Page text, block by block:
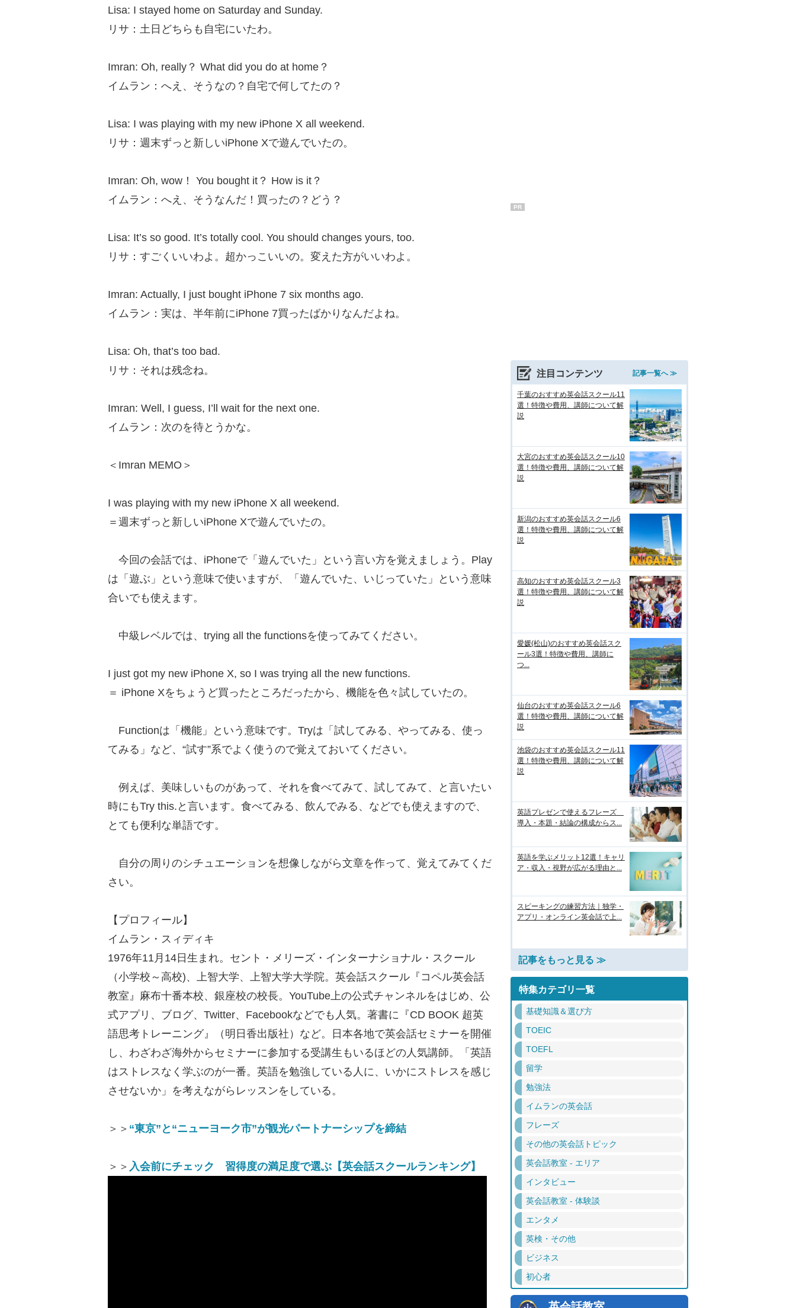
Lisa: I stayed home on Saturday and Sunday.
リサ：土日どちらも自宅にいたわ。
Imran: Oh, really？ What did you do at home？
イムラン：へえ、そうなの？自宅で何してたの？
Lisa: I was playing with my new iPhone X all weekend.
リサ：週末ずっと新しいiPhone Xで遊んでいたの。
Imran: Oh, wow！ You bought it？ How is it？
イムラン：へえ、そうなんだ！買ったの？どう？
Lisa: It’s so good. It’s totally cool. You should changes yours, too.
リサ：すごくいいわよ。超かっこいいの。変えた方がいいわよ。
Imran: Actually, I just bought iPhone 7 six months ago.
イムラン：実は、半年前にiPhone 7買ったばかりなんだよね。
Lisa: Oh, that’s too bad.
リサ：それは残念ね。
Imran: Well, I guess, I’ll wait for the next one.
イムラン：次のを待とうかな。
＜Imran MEMO＞
I was playing with my new iPhone X all weekend.
＝週末ずっと新しいiPhone Xで遊んでいたの。
今回の会話では、iPhoneで「遊んでいた」という言い方を覚えましょう。Play
は「遊ぶ」という意味で使いますが、「遊んでいた、いじっていた」という意味
合いでも使えます。
中級レベルでは、trying all the functionsを使ってみてください。
I just got my new iPhone X, so I was trying all the new functions.
＝ iPhone Xをちょうど買ったところだったから、機能を色々試していたの。
Functionは「機能」という意味です。Tryは「試してみる、やってみる、使っ
てみる」など、“試す”系でよく使うので覚えておいてください。
例えば、美味しいものがあって、それを食べてみて、試してみて、と言いたい
時にもTry this.と言います。食べてみる、飲んでみる、などでも使えますので、
とても便利な単語です。
自分の周りのシチュエーションを想像しながら文章を作って、覚えてみてくだ
さい。
【プロフィール】
イムラン・スィディキ
1976年11月14日生まれ。セント・メリーズ・インターナショナル・スクール
（小学校～高校)、上智大学、上智大学大学院。英会話スクール『コペル英会話
教室』麻布十番本校、銀座校の校長。YouTube上の公式チャンネルをはじめ、公
式アプリ、ブログ、Twitter、Facebookなどでも人気。著書に『CD BOOK 超英
語思考トレーニング』（明日香出版社）など。日本各地で英会話セミナーを開催
し、わざわざ海外からセミナーに参加する受講生もいるほどの人気講師。「英語
はストレスなく学ぶのが一番。英語を勉強している人に、いかにストレスを感じ
させないか」を考えながらレッスンをしている。
＞＞ “東京”と“ニューヨーク市”が観光パートナーシップを締結
＞＞ 入会前にチェック 習得度の満足度で選ぶ【英会話スクールランキング】
PR
注目コンテンツ 記事一覧へ ≫
千葉のおすすめ英会話スクール11
選！特徴や費用、講師について解
説
大宮のおすすめ英会話スクール10
選！特徴や費用、講師について解
説
新潟のおすすめ英会話スクール6
選！特徴や費用、講師について解
説
高知のおすすめ英会話スクール3
選！特徴や費用、講師について解
説
愛媛(松山)のおすすめ英会話スク
ール3選！特徴や費用、講師に
つ...
仙台のおすすめ英会話スクール6
選！特徴や費用、講師について解
説
池袋のおすすめ英会話スクール11
選！特徴や費用、講師について解
説
英語プレゼンで使えるフレーズ
導入・本題・結論の構成からス...
英語を学ぶメリット12選！キャリ
ア・収入・視野が広がる理由と...
スピーキングの練習方法｜独学・
アプリ・オンライン英会話で上...
記事をもっと見る ≫
特集カテゴリ一覧
基礎知識＆選び方
TOEIC
TOEFL
留学
勉強法
イムランの英会話
フレーズ
その他の英会話トピック
英会話教室 - エリア
インタビュー
英会話教室 - 体験談
エンタメ
英検・その他
ビジネス
初心者